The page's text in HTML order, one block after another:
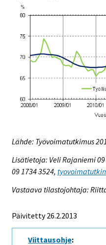
Lähde: Työvoimatutkimus
Lisätietoja: Veli Rajaniemi
09 1734 3524,
Vastaava tilastojohtaja:
Päivitetty 26.2.2013
Viittausohje: